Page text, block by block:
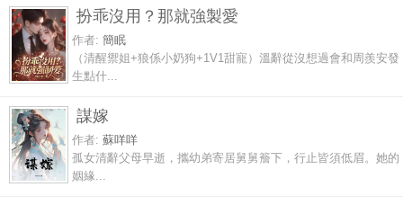
扮乖沒用？那就強製愛
作者: 簡眠
（清醒禦姐+狼係小奶狗+1V1甜寵）溫辭從沒想過會和周羨安發
生點什...
謀嫁
作者: 蘇咩咩
孤女清辭父母早逝，攜幼弟寄居舅舅簷下，行止皆須低眉。她的
姻緣...